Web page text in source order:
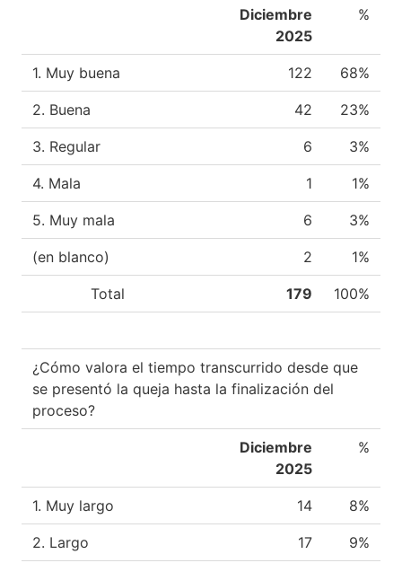
Diciembre
2025
%
1. Muy buena 122 68%
2. Buena 42 23%
3. Regular 6 3%
4. Mala 1 1%
5. Muy mala 6 3%
(en blanco) 2 1%
Total 179 100%
¿Cómo valora el tiempo transcurrido desde que
se presentó la queja hasta la finalización del
proceso?
Diciembre
2025
%
1. Muy largo 14 8%
2. Largo 17 9%